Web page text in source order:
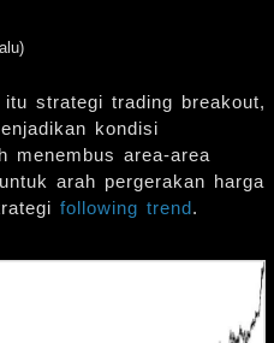
)
strategi trading breakout,
kondisi
menembus area-area
arah pergerakan harga
following trend.